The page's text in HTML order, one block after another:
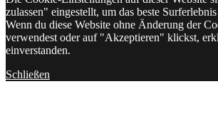
zulassen" eingestellt, um das beste
Wenn du diese Website ohne Änderung der
verwendest oder auf "Akzeptieren" klickst,
einverstanden.
Schließen